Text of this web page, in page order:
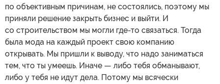
по объективным причинам, не состоялись, поэтому мы
приняли решение закрыть бизнес и выйти. И
со строительством мы могли где-то связаться. Тогда
была мода на каждый проект свою компанию
открывать. Мы пришли к выводу, что надо заниматься
тем, что ты умеешь. Иначе — либо тебя обманывают,
либо у тебя не идут дела. Потому мы всячески